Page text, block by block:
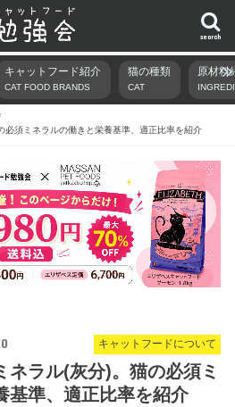
search
キャットフード紹介
CAT FOOD BRANDS
猫の種類
CAT
原材料
必須ミネラルの働きと栄養基準、適正比率を紹介
キャットフードについて
ネラル(灰分)。猫の必須ミ
基準、適正比率を紹介